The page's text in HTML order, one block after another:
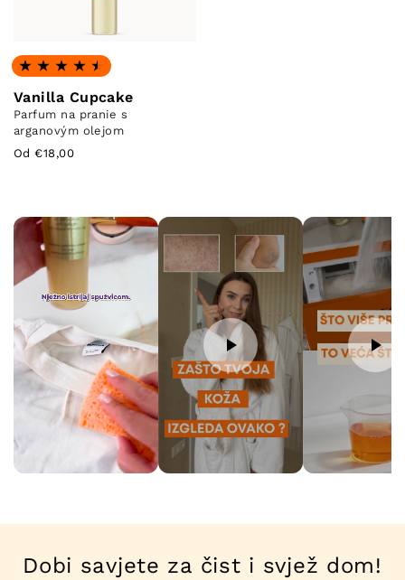
Hodnotenie: 4.69 z 5
Vanilla Cupcake
Parfum na pranie s
arganovým olejom
Od €18,00
Dobi savjete za čist i svjež dom!